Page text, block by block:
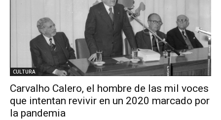
CULTURA
Carvalho Calero, el hombre de las mil voces
que intentan revivir en un 2020 marcado por
la pandemia